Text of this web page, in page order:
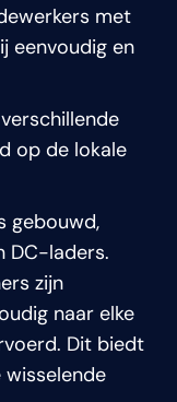
met
eenvoudig en
op de lokale
gebouwd,
DC-laders.
zijn
naar elke
Dit biedt